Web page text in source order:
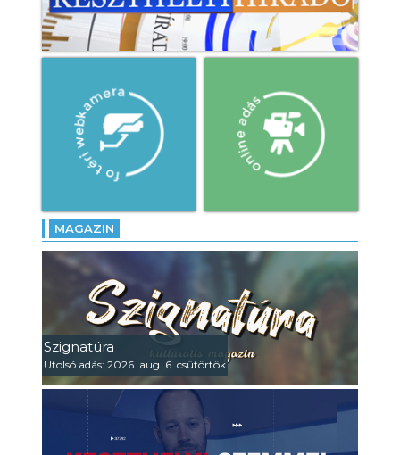
MAGAZIN
Szignatúra
Utolsó adás: 2026. aug. 6. csütörtök